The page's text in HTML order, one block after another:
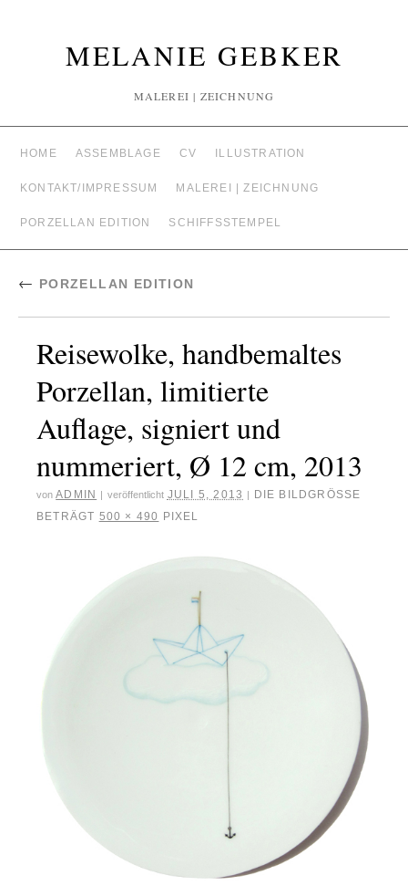
MELANIE GEBKER
MALEREI | ZEICHNUNG
HOME ASSEMBLAGE CV ILLUSTRATION
KONTAKT/IMPRESSUM MALEREI | ZEICHNUNG
PORZELLAN EDITION SCHIFFSSTEMPEL
← PORZELLAN EDITION
Reisewolke, handbemaltes
Porzellan, limitierte
Auflage, signiert und
nummeriert, Ø 12 cm, 2013
von ADMIN | veröffentlicht JULI 5, 2013 |
DIE BILDGRÖSSE
BETRÄGT 500 × 490 PIXEL